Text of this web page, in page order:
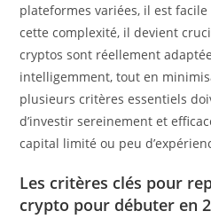
plateformes variées, il est
cette complexité, il devient
cryptos sont réellement
intelligemment, tout en
plusieurs critères essentiels
d’investir sereinement et
capital limité ou peu
Les critères clés pour
crypto pour débuter en